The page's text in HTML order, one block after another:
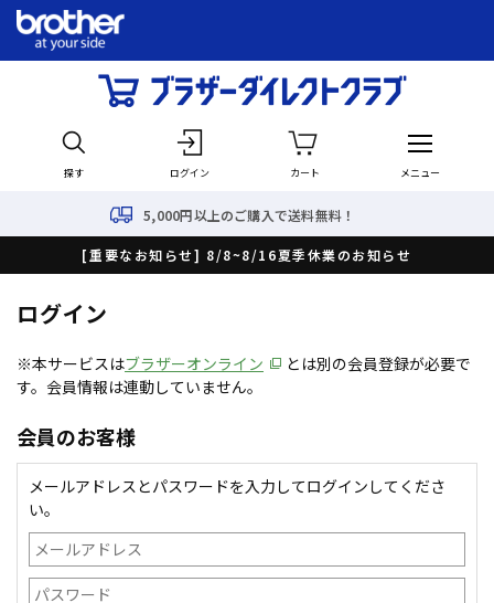
探す ログイン カート メニュー
5,000円以上のご購入で送料無料！
[重要なお知らせ] 8/8~8/16夏季休業のお知らせ
ログイン
※本サービスはブラザーオンライン
とは別の会員登録が必要で
す。会員情報は連動していません。
会員のお客様
メールアドレスとパスワードを入力してログインしてくださ
い。